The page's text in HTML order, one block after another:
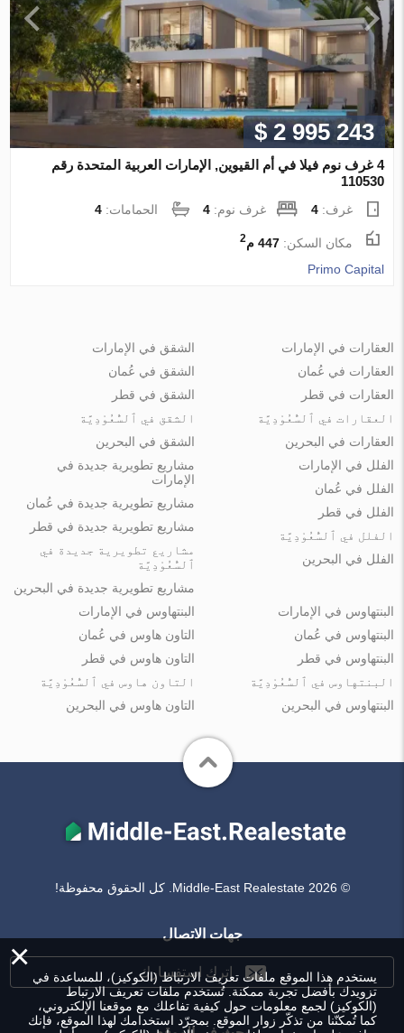
$ 2 995 243
4 غرف نوم فيلا في أم القيوين, الإمارات العربية المتحدة رقم
110530
غرف:4 غرف نوم:4 الحمامات:4
مكان السكن:447 م 2
Primo Capital
العقارات في الإمارات
العقارات في عُمان
العقارات في قطر
العقارات في ٱلسُّعُوْدِيَّة
العقارات في البحرين
الشقق في الإمارات
الشقق في عُمان
الشقق في قطر
الشقق في ٱلسُّعُوْدِيَّة
الشقق في البحرين
الفلل في الإمارات
الفلل في عُمان
الفلل في قطر
الفلل في ٱلسُّعُوْدِيَّة
الفلل في البحرين
مشاريع تطويرية جديدة في
الإمارات
مشاريع تطويرية جديدة في عُمان
مشاريع تطويرية جديدة في قطر
مشاريع تطويرية جديدة في
ٱلسُّعُوْدِيَّة
مشاريع تطويرية جديدة في البحرين
البنتهاوس في الإمارات
البنتهاوس في عُمان
البنتهاوس في قطر
البنتهاوس في ٱلسُّعُوْدِيَّة
البنتهاوس في البحرين
البنتهاوس في الإمارات
التاون هاوس في عُمان
التاون هاوس في قطر
التاون هاوس في ٱلسُّعُوْدِيَّة
التاون هاوس في البحرين
© Middle-East Realestate 2026. كل الحقوق محفوظة!
جهات الاتصال
اترك استفسارك ×
يستخدم هذا الموقع ملفات تعريف الارتباط (الكوكيز)، للمساعدة في
تزويدك بأفضل تجربة ممكنة. تُستخدم ملفات تعريف الارتباط
(الكوكيز) لجمع معلومات حول كيفية تفاعلك مع موقعنا الإلكتروني،
كما تُمكنّنا من تذكّر زوار الموقع. بمجرّد استخدامك لهذا الموقع، فإنك